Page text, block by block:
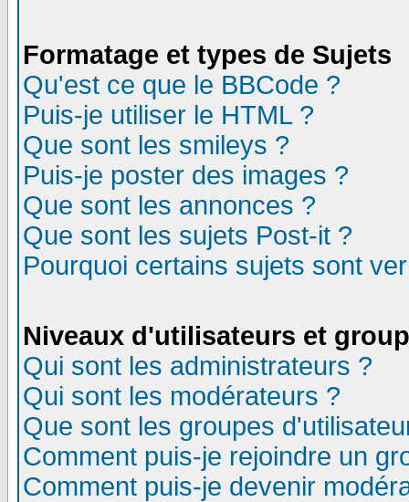
Formatage et types de Sujets
Qu'est ce que le BBCode ?
Puis-je utiliser le HTML ?
Que sont les smileys ?
Puis-je poster des images ?
Que sont les annonces ?
Que sont les sujets Post-it ?
Pourquoi certains sujets sont
Niveaux d'utilisateurs et
Qui sont les administrateurs ?
Qui sont les modérateurs ?
Que sont les groupes
Comment puis-je rejoindre un
Comment puis-je devenir